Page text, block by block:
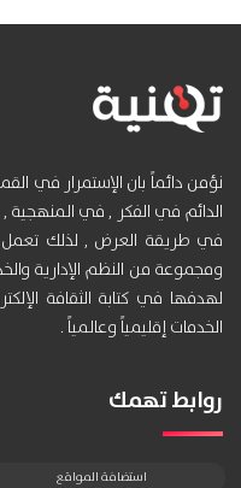
نؤمن دائماً بان الإستمرار في
الدائم في الفكر , في
في طريقة العرض , لذلك تعمل
ومجموعة من النظم الإدارية
لهدفها في كتابة الثقافة
الخدمات إقليمياً وعالمياً .
روابط تهمك
استضافة المواقع